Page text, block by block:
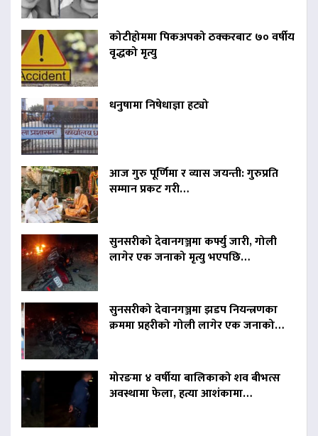
कोटीहोममा पिकअपको ठक्करबाट ७० वर्षीय
वृद्धको मृत्यु
धनुषामा निषेधाज्ञा हट्यो
आज गुरु पूर्णिमा र व्यास जयन्ती: गुरुप्रति
सम्मान प्रकट गरी…
सुनसरीको देवानगञ्जमा कर्फ्यु जारी, गोली
लागेर एक जनाको मृत्यु भएपछि…
सुनसरीको देवानगञ्जमा झडप नियन्त्रणका
क्रममा प्रहरीको गोली लागेर एक जनाको…
मोरङमा ४ वर्षीया बालिकाको शव बीभत्स
अवस्थामा फेला, हत्या आशंकामा…